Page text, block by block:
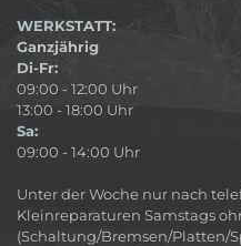
WERKSTATT:
Ganzjährig
Di-Fr:
09:00 - 12:00 Uhr
13:00 - 18:00 Uhr
Sa:
09:00 - 14:00 Uhr
Unter der Woche nur nach
Kleinreparaturen Samstags
(Schaltung/Bremsen/Platten/